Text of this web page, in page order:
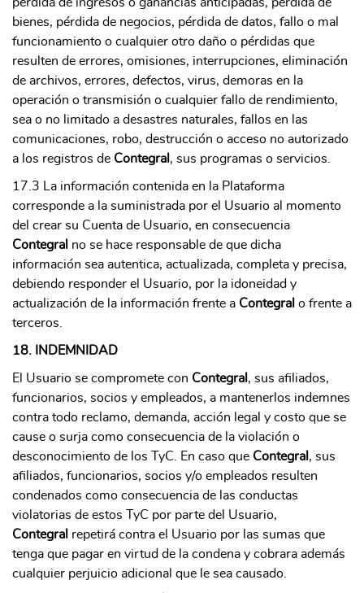
bienes, pérdida de negocios, pérdida de datos, fallo o mal
funcionamiento o cualquier otro daño o pérdidas que
resulten de errores, omisiones, interrupciones, eliminación
de archivos, errores, defectos, virus, demoras en la
operación o transmisión o cualquier fallo de rendimiento,
sea o no limitado a desastres naturales, fallos en las
comunicaciones, robo, destrucción o acceso no autorizado
a los registros de Contegral , sus programas o servicios.
17.3 La información contenida en la Plataforma
corresponde a la suministrada por el Usuario al momento
del crear su Cuenta de Usuario, en consecuencia
Contegral no se hace responsable de que dicha
información sea autentica, actualizada, completa y precisa,
debiendo responder el Usuario, por la idoneidad y
actualización de la información frente a Contegral o frente a
terceros.
18. INDEMNIDAD
El Usuario se compromete con Contegral , sus afiliados,
funcionarios, socios y empleados, a mantenerlos indemnes
contra todo reclamo, demanda, acción legal y costo que se
cause o surja como consecuencia de la violación o
desconocimiento de los TyC. En caso que Contegral , sus
afiliados, funcionarios, socios y/o empleados resulten
condenados como consecuencia de las conductas
violatorias de estos TyC por parte del Usuario,
Contegral repetirá contra el Usuario por las sumas que
tenga que pagar en virtud de la condena y cobrara además
cualquier perjuicio adicional que le sea causado.